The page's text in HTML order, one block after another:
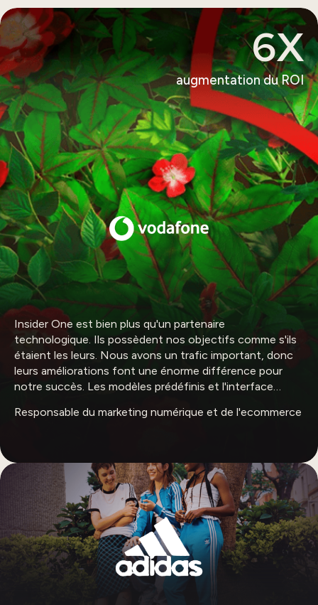
6X
augmentation du ROI
Insider One est bien plus qu'un partenaire
technologique. Ils possèdent nos objectifs comme s'ils
étaient les leurs. Nous avons un trafic important, donc
leurs améliorations font une énorme différence pour
notre succès. Les modèles prédéfinis et l'interface
prendre des mesures rapides sur différents canaux.
Responsable du marketing numérique et de l'ecommerce